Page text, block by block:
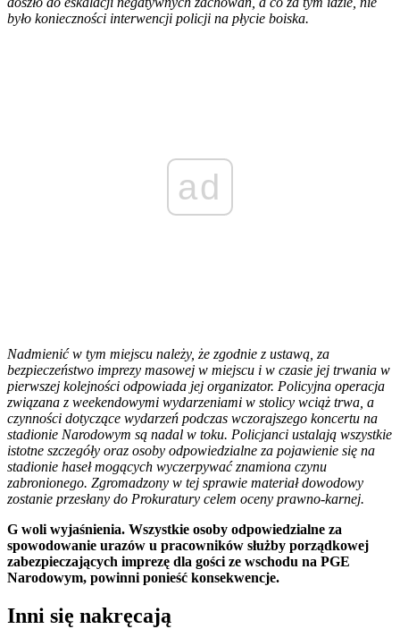
było konieczności interwencji policji na płycie boiska.
ad
Nadmienić w tym miejscu należy, że zgodnie z ustawą, za
bezpieczeństwo imprezy masowej w miejscu i w czasie jej trwania w
pierwszej kolejności odpowiada jej organizator. Policyjna operacja
związana z weekendowymi wydarzeniami w stolicy wciąż trwa, a
czynności dotyczące wydarzeń podczas wczorajszego koncertu na
stadionie Narodowym są nadal w toku. Policjanci ustalają wszystkie
istotne szczegóły oraz osoby odpowiedzialne za pojawienie się na
stadionie haseł mogących wyczerpywać znamiona czynu
zabronionego. Zgromadzony w tej sprawie materiał dowodowy
zostanie przesłany do Prokuratury celem oceny prawno-karnej.
G woli wyjaśnienia. Wszystkie osoby odpowiedzialne za
spowodowanie urazów u pracowników służby porządkowej
zabezpieczających imprezę dla gości ze wschodu na PGE
Narodowym, powinni ponieść konsekwencje.
Inni się nakręcają